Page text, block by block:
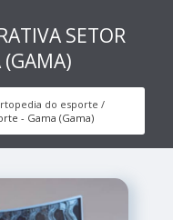
SETOR
(GAMA)
do esporte
- Gama (Gama)